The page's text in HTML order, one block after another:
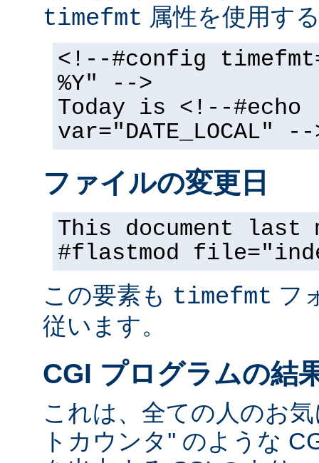
timefmt 属性を使用す
<!--#config
%Y" -->
Today is <!--#echo
var="DATE_LOCAL" --
ファイルの変更日
This document
#flastmod
この要素も timefmt フ
従います。
CGI プログラムの結
これは、全ての人のお
トカウンタ'' のような